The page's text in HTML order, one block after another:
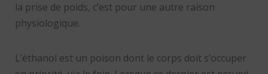
la prise de poids, c’est pour une autre raison
physiologique.
L’éthanol est un poison dont le corps doit s’occuper